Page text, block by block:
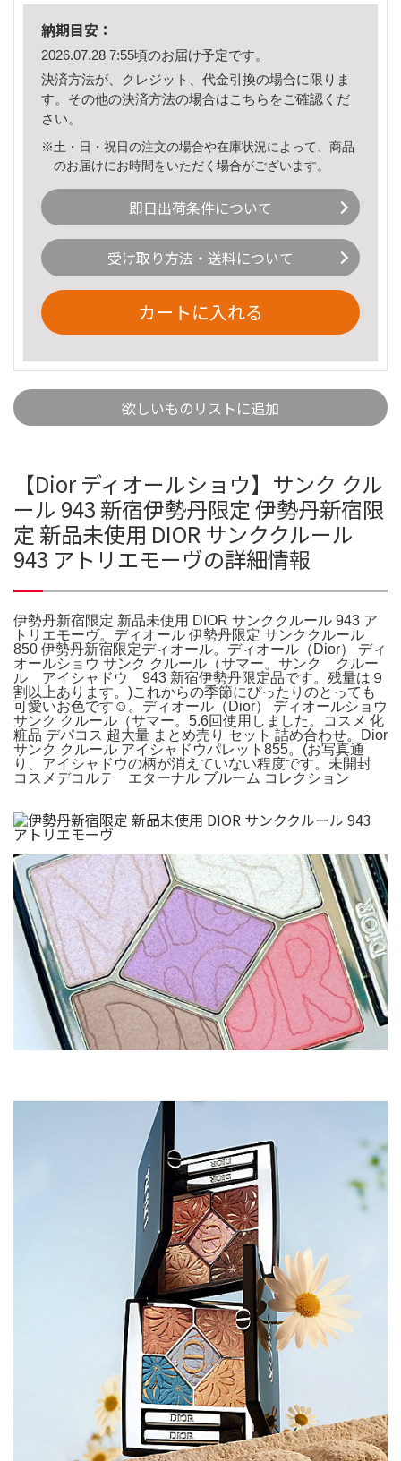
納期目安：
2026.07.28 7:55頃のお届け予定です。
決済方法が、クレジット、代金引換の場合に限りま
す。その他の決済方法の場合はこちら をご確認くだ
さい。
※土・日・祝日の注文の場合や在庫状況によって、商品
のお届けにお時間をいただく場合がございます。
即日出荷条件について
受け取り方法・送料について
カートに入れる
欲しいものリストに追加
【Dior ディオールショウ】サンク クル
ール 943 新宿伊勢丹限定 伊勢丹新宿限
定 新品未使用 DIOR サンククルール
943 アトリエモーヴの詳細情報
伊勢丹新宿限定 新品未使用 DIOR サンククルール 943 ア
トリエモーヴ。ディオール 伊勢丹限定 サンククルール
850 伊勢丹新宿限定ディオール。ディオール（Dior） ディ
オールショウ サンク クルール（サマー。サンク クルー
ル アイシャドウ 943 新宿伊勢丹限定品です。残量は９
割以上あります。)これからの季節にぴったりのとっても
可愛いお色です☺︎。ディオール（Dior） ディオールショウ
サンク クルール（サマー。5.6回使用しました。コスメ 化
粧品 デパコス 超大量 まとめ売り セット 詰め合わせ。Dior
サンク クルール アイシャドウパレット855。(お写真通
り、アイシャドウの柄が消えていない程度です。未開封
コスメデコルテ エターナル ブルーム コレクション